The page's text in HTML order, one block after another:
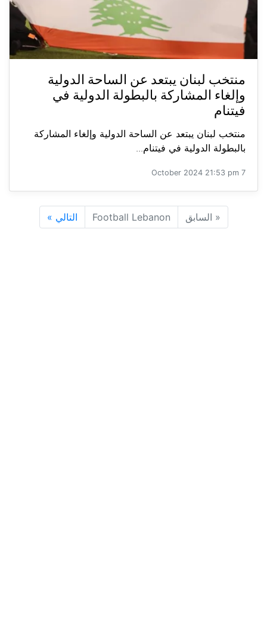
منتخب لبنان يبتعد عن الساحة الدولية
وإلغاء المشاركة بالبطولة الدولية في
فيتنام
منتخب لبنان يبتعد عن الساحة الدولية وإلغاء المشاركة
بالبطولة الدولية في فيتنام...
7 October 2024 21:53 pm
« السابق Football Lebanon التالي »